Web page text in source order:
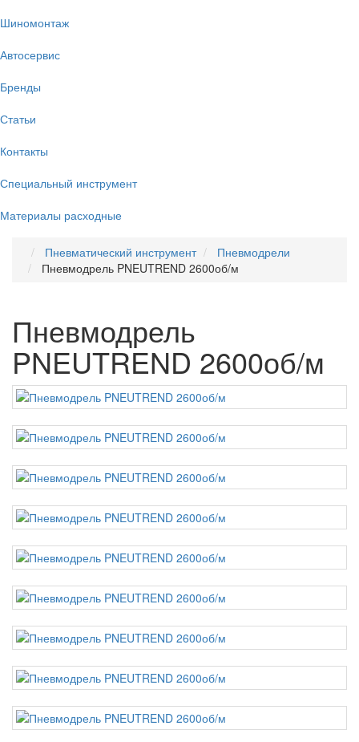
Шиномонтаж
Автосервис
Бренды
Статьи
Контакты
Специальный инструмент
Материалы расходные
Пневматический инструмент
Пневмодрели
Пневмодрель PNEUTREND 2600об/м
Пневмодрель
PNEUTREND 2600об/м